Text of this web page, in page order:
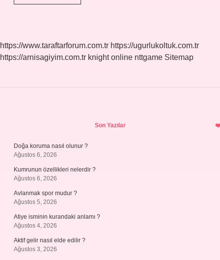
Cam
https://www.taraftarforum.com.tr https://ugurlukoltuk.com.tr
https://arnisagiyim.com.tr knight online nttgame Sitemap
Son Yazılar
Doğa koruma nasıl olunur ?
Ağustos 6, 2026
Kumrunun özellikleri nelerdir ?
Ağustos 6, 2026
Avlanmak spor mudur ?
Ağustos 5, 2026
Atiye isminin kurandaki anlamı ?
Ağustos 4, 2026
Aktif gelir nasıl elde edilir ?
Ağustos 3, 2026